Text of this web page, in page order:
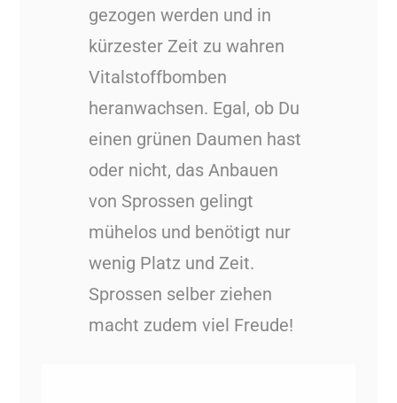
gezogen werden und in
kürzester Zeit zu wahren
Vitalstoffbomben
heranwachsen. Egal, ob Du
einen grünen Daumen hast
oder nicht, das Anbauen
von Sprossen gelingt
mühelos und benötigt nur
wenig Platz und Zeit.
Sprossen selber ziehen
macht zudem viel Freude!